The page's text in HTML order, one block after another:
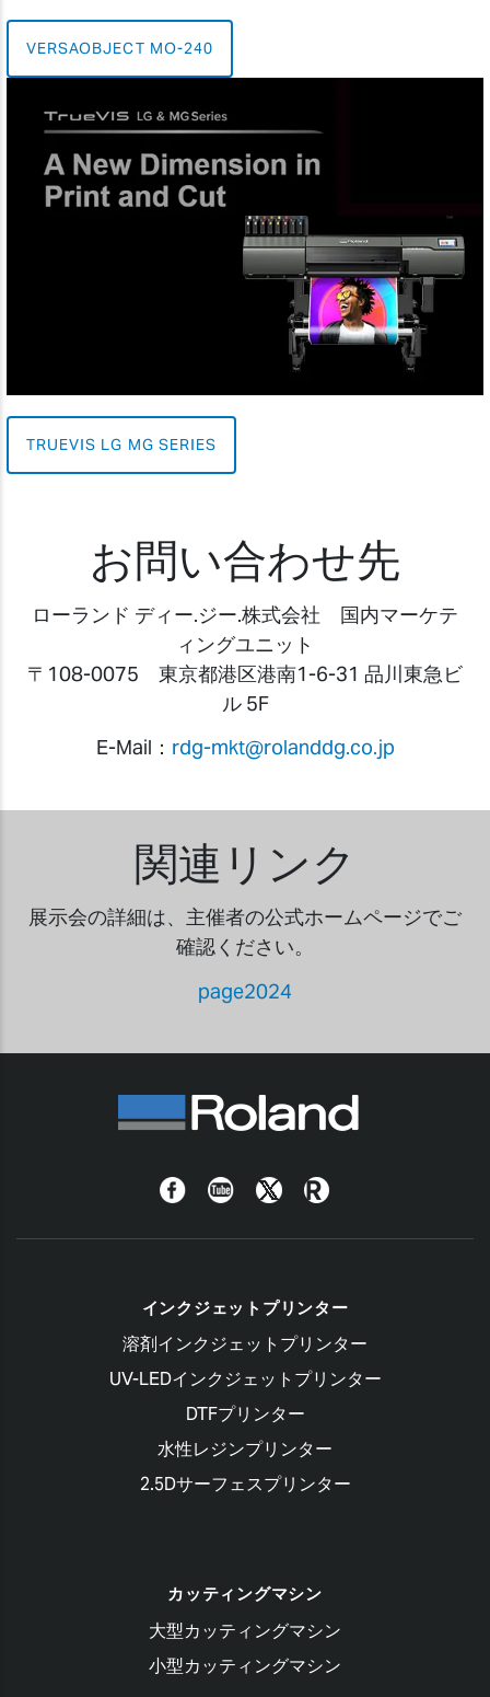
VERSAOBJECT MO-240
TRUEVIS LG MG SERIES
お問い合わせ先
ローランド ディー.ジー.株式会社 国内マーケテ
ィングユニット
〒108-0075 東京都港区港南1-6-31 品川東急ビ
ル 5F
E-Mail： rdg-mkt@rolanddg.co.jp
関連リンク
展示会の詳細は、主催者の公式ホームページでご
確認ください。
page2024
FacebookYouTubeTwitterRoland
インクジェットプリンター
溶剤インクジェットプリンター
UV-LEDインクジェットプリンター
DTFプリンター
水性レジンプリンター
2.5Dサーフェスプリンター
カッティングマシン
大型カッティングマシン
小型カッティングマシン